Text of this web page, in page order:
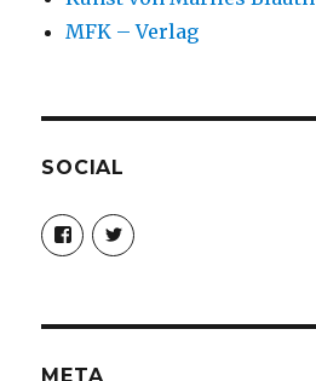
MFK – Verlag
SOCIAL
Profil
von
christoph.fleischer1
anzeigen
Profil
von
anzeigen
META